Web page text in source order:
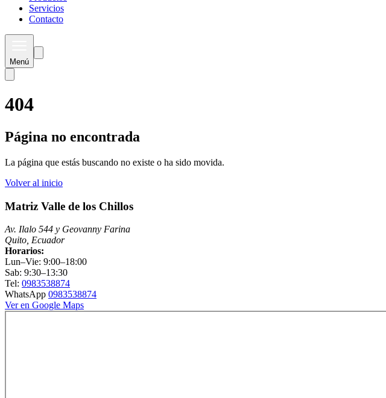
Servicios
Contacto
Menú
404
Página no encontrada
La página que estás buscando no existe o ha sido movida.
Volver al inicio
Matriz Valle de los Chillos
Av. Ilalo 544 y Geovanny Farina
Quito, Ecuador
Horarios:
Lun–Vie: 9:00–18:00
Sab: 9:30–13:30
Tel: 0983538874
WhatsApp 0983538874
Ver en Google Maps